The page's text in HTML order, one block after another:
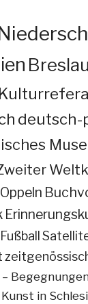
Breslau
deutsch-
Oppeln
Fußball
in